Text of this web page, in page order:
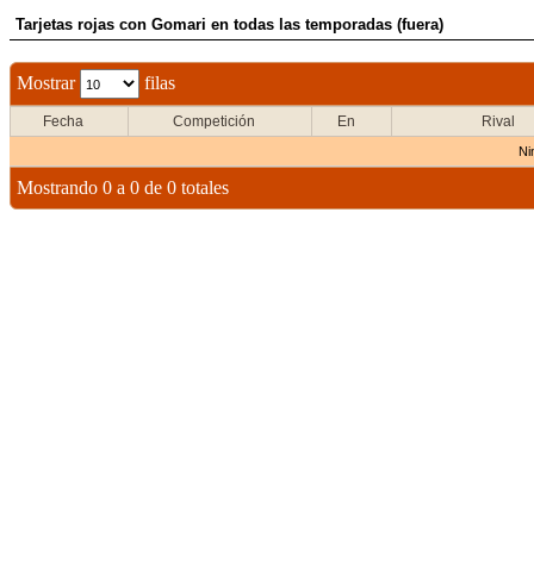
Tarjetas rojas con Gomari en todas las temporadas (fuera)
Mostrar filas
Fecha Competición En Rival
Mostrando 0 a 0 de 0 totales